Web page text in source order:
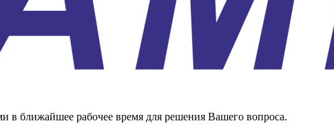
в ближайшее рабочее время для решения Вашего вопроса.